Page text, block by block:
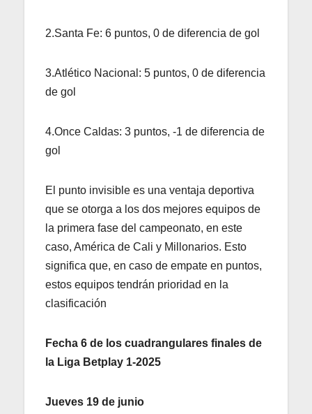
2.Santa Fe: 6 puntos, 0 de diferencia de gol
3.Atlético Nacional: 5 puntos, 0 de diferencia
de gol
4.Once Caldas: 3 puntos, -1 de diferencia de
gol
El punto invisible es una ventaja deportiva
que se otorga a los dos mejores equipos de
la primera fase del campeonato, en este
caso, América de Cali y Millonarios. Esto
significa que, en caso de empate en puntos,
estos equipos tendrán prioridad en la
clasificación
Fecha 6 de los cuadrangulares finales de
la Liga Betplay 1-2025
Jueves 19 de junio